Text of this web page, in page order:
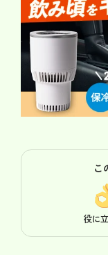
こ
役に